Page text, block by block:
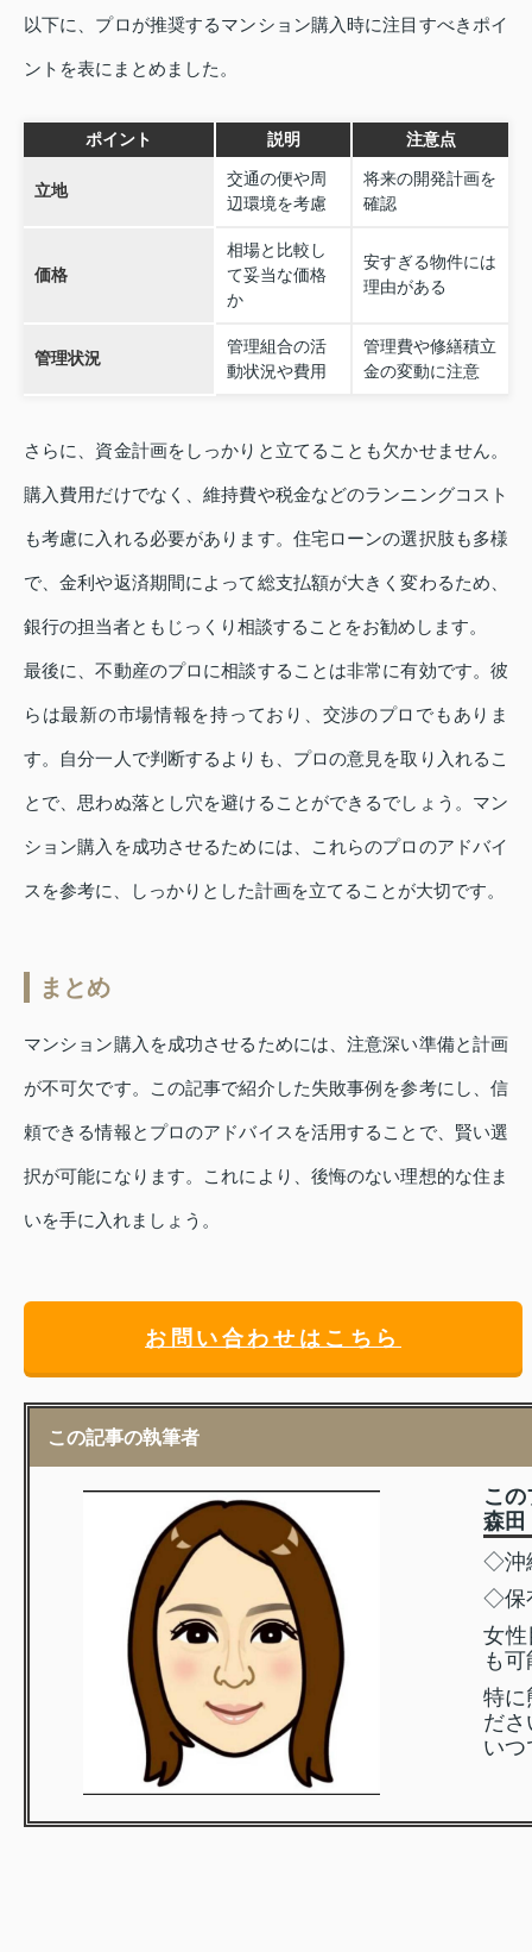
以下に、プロが推奨するマンション購入時に注目すべきポイ
ントを表にまとめました。
ポイント 説明 注意点
立地
交通の便や周
辺環境を考慮
将来の開発計画を
確認
価格
相場と比較し
て妥当な価格
か
安すぎる物件には
理由がある
管理状況
管理組合の活
動状況や費用
管理費や修繕積立
金の変動に注意
さらに、資金計画をしっかりと立てることも欠かせません。
購入費用だけでなく、維持費や税金などのランニングコスト
も考慮に入れる必要があります。住宅ローンの選択肢も多様
で、金利や返済期間によって総支払額が大きく変わるため、
銀行の担当者ともじっくり相談することをお勧めします。
最後に、不動産のプロに相談することは非常に有効です。彼
らは最新の市場情報を持っており、交渉のプロでもありま
す。自分一人で判断するよりも、プロの意見を取り入れるこ
とで、思わぬ落とし穴を避けることができるでしょう。マン
ション購入を成功させるためには、これらのプロのアドバイ
スを参考に、しっかりとした計画を立てることが大切です。
まとめ
マンション購入を成功させるためには、注意深い準備と計画
が不可欠です。この記事で紹介した失敗事例を参考にし、信
頼できる情報とプロのアドバイスを活用することで、賢い選
択が可能になります。これにより、後悔のない理想的な住ま
いを手に入れましょう。
お問い合わせはこちら
この記事の執筆者
こ
森田
◇沖
◇保
女性
も
特に
ださ
いつ